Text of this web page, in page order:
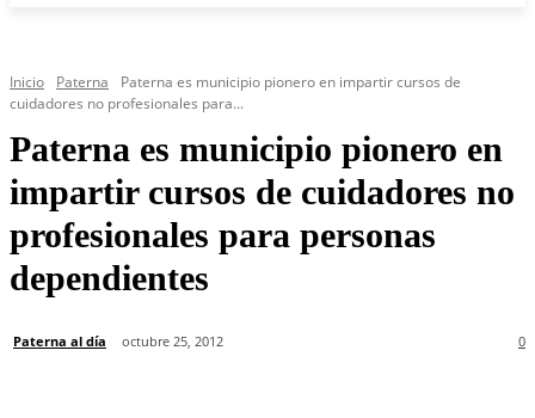
Inicio Paterna
Paterna es municipio pionero en impartir cursos de
cuidadores no profesionales para...
Paterna es municipio pionero en
impartir cursos de cuidadores no
profesionales para personas
dependientes
Paterna al día octubre 25, 2012 0